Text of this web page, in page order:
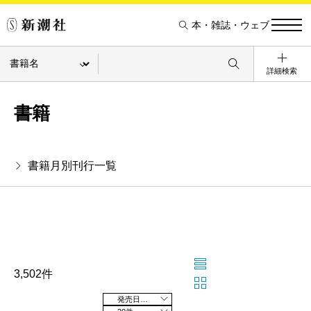
本・雑誌・ウェブ
詳細検索
書籍
書籍月別刊行一覧
3,502件